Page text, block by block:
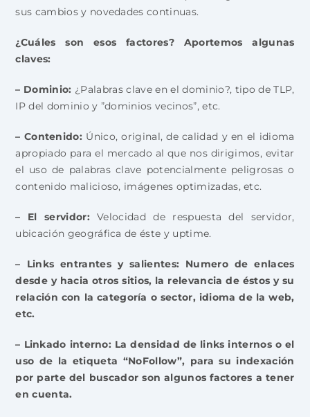
sus cambios y novedades continuas.
¿Cuáles son esos factores? Aportemos algunas
claves:
– Dominio: ¿Palabras clave en el dominio?, tipo de TLP,
IP del dominio y ”dominios vecinos”, etc.
– Contenido: Único, original, de calidad y en el idioma
apropiado para el mercado al que nos dirigimos, evitar
el uso de palabras clave potencialmente peligrosas o
contenido malicioso, imágenes optimizadas, etc.
– El servidor:Velocidad de respuesta del servidor,
ubicación geográfica de éste y uptime.
– Links entrantes y salientes: Numero de enlaces
desde y hacia otros sitios, la relevancia de éstos y su
relación con la categoría o sector, idioma de la web,
etc.
– Linkado interno: La densidad de links internos o el
uso de la etiqueta “NoFollow”, para su indexación
por parte del buscador son algunos factores a tener
en cuenta.